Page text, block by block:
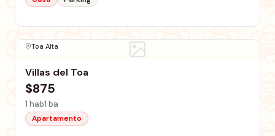
Toa Alta
Villas del Toa
$875
1 hab1 ba
Apartamento